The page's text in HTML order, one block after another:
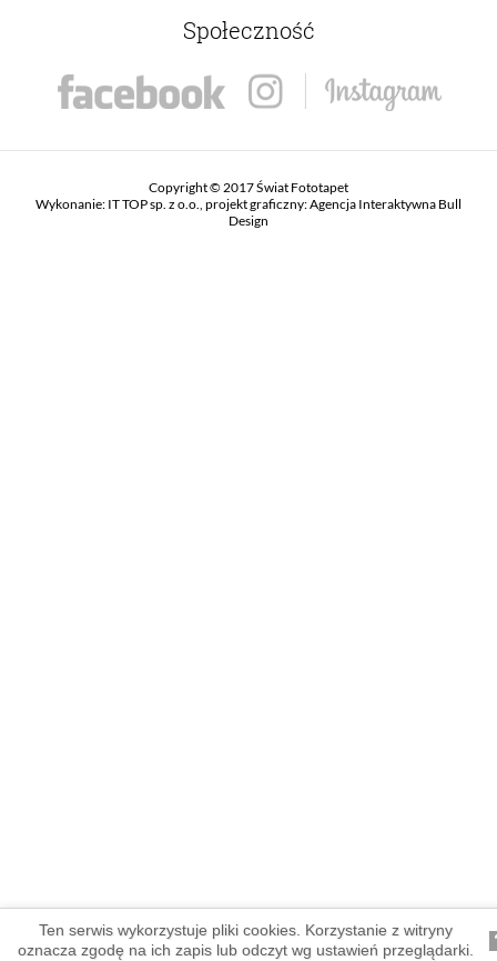
Społeczność
Copyright © 2017 Świat Fototapet
Wykonanie: IT TOP sp. z o.o. , projekt graficzny:Agencja Interaktywna Bull
Design
Ten serwis wykorzystuje pliki cookies. Korzystanie z witryny
oznacza zgodę na ich zapis lub odczyt wg ustawień przeglądarki.